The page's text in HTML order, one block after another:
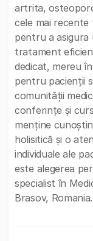
artrita,
cele mai recente
pentru a asigura
tratament
dedicat, mereu
pentru pacienții
comunității
conferințe și
menține
holisitică și o
individuale ale
este alegerea
specialist în
Brasov, Romania.